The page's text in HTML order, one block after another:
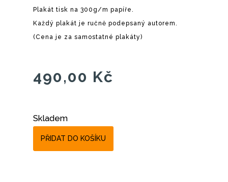
Plakát tisk na 300g/m papíře.
Každý plakát je ručně podepsaný autorem.
(Cena je za samostatné plakáty)
490,00 Kč
Skladem
PŘIDAT DO KOŠÍKU